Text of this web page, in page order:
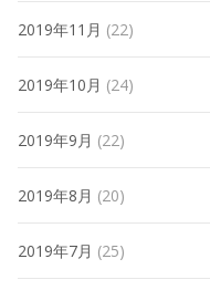
2019年11月 (22)
2019年10月 (24)
2019年9月 (22)
2019年8月 (20)
2019年7月 (25)